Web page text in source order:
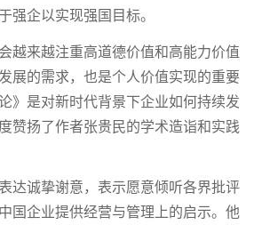
强企以实现强国目标。
越来越注重高道德价值和高能力价值
展的需求，也是个人价值实现的重要
》是对新时代背景下企业如何持续发
赞扬了作者张贵民的学术造诣和实践
达诚挚谢意，表示愿意倾听各界批评
国企业提供经营与管理上的启示。他